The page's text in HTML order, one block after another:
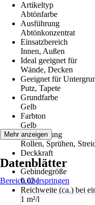
Artikeltyp
Abtönfarbe
Ausführung
Abtönkonzentrat
Einsatzbereich
Innen, Außen
Ideal geeignet für
Wände, Decken
Geeignet für
Putz, Tapete
Grundfarbe
Gelb
Farbton
Gelb
Verarbeitung
Rollen, Sprühen,
Deckkraft
-
Gebindegröße
0,02 l
Reichweite (ca.) bei
1 m²/l
Mehr anzeigen
Datenblätter
Bereich überspringen